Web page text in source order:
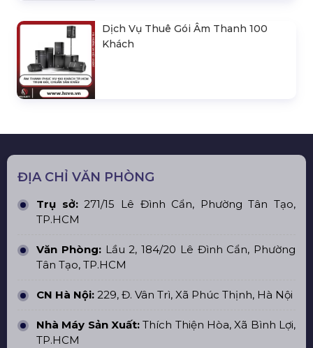
Dịch Vụ Thuê Gói Âm Thanh 100
Khách
ĐỊA CHỈ VĂN PHÒNG
Trụ sở:271/15 Lê Đình Cẩn, Phường Tân Tạo,
TP.HCM
Văn Phòng:Lầu 2, 184/20 Lê Đình Cẩn, Phường
Tân Tạo, TP.HCM
CN Hà Nội: 229, Đ. Vân Trì, Xã Phúc Thịnh, Hà Nội
Nhà Máy Sản Xuất: Thích Thiện Hòa, Xã Bình Lợi,
TP.HCM